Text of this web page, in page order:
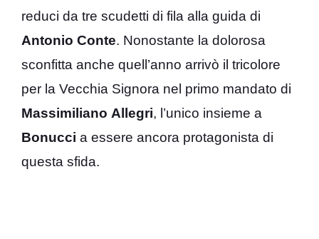
reduci da tre scudetti di fila alla guida di
Antonio Conte. Nonostante la dolorosa
sconfitta anche quell’anno arrivò il tricolore
per la Vecchia Signora nel primo mandato di
Massimiliano Allegri, l’unico insieme a
Bonucci a essere ancora protagonista di
questa sfida.